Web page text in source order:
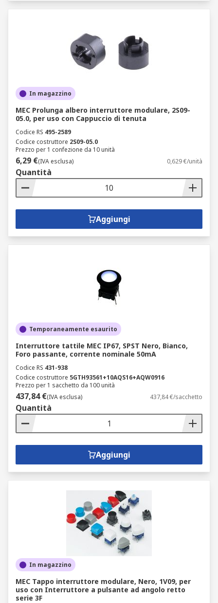
In magazzino
MEC Prolunga albero interruttore modulare, 2S09-
05.0, per uso con Cappuccio di tenuta
Codice RS 495-2589
Codice costruttore 2S09-05.0
Prezzo per 1 confezione da 10 unità
6,29 €(IVA esclusa) 0,629 €/unità
Quantità
Aggiungi
Temporaneamente esaurito
Interruttore tattile MEC IP67, SPST Nero, Bianco,
Foro passante, corrente nominale 50mA
Codice RS 431-938
Codice costruttore 5GTH93561+10AQS16+AQW0916
Prezzo per 1 sacchetto da 100 unità
437,84 €(IVA esclusa) 437,84 €/sacchetto
Quantità
Aggiungi
In magazzino
MEC Tappo interruttore modulare, Nero, 1V09, per
uso con Interruttore a pulsante ad angolo retto
serie 3F